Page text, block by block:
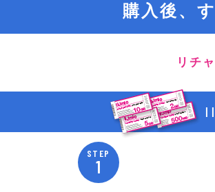
購入後、
リチ
STEP
1